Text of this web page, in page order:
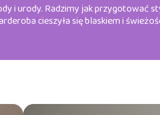
i urody. Radzimy jak przygotować
cieszyła się blaskiem i